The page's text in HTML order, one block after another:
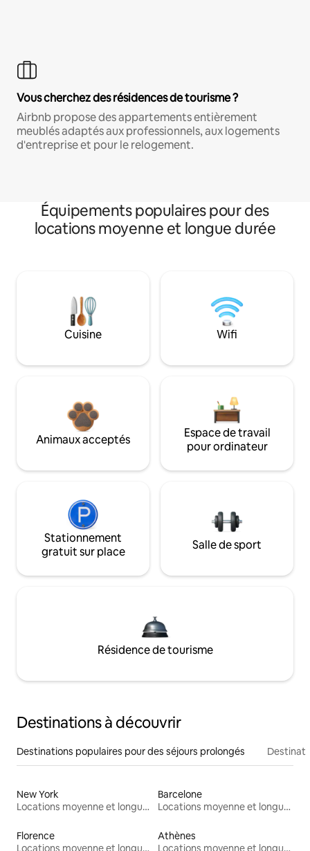
Vous cherchez des résidences de tourisme ?
Airbnb propose des appartements entièrement
meublés adaptés aux professionnels, aux logements
d'entreprise et pour le relogement.
Équipements populaires pour des
locations moyenne et longue durée
Cuisine Wifi
Animaux acceptés
Espace de travail
pour ordinateur
Stationnement
gratuit sur place
Salle de sport
Résidence de tourisme
Destinations à découvrir
Destinations populaires pour des séjours prolongés
New York
Locations moyenne et longue durée
Barcelone
Locations moyenne et longue durée
Florence
Locations moyenne et longue durée
Athènes
Locations moyenne et longue durée